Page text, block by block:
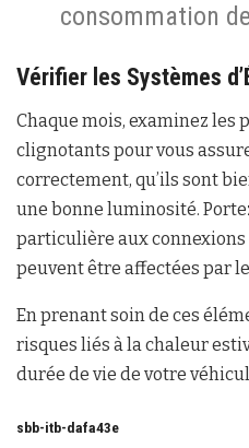
consommation
Vérifier les Systèmes
Chaque mois, examinez les
clignotants pour vous
correctement, qu’ils sont
une bonne luminosité.
particulière aux connexions
peuvent être affectées par
En prenant soin de ces
risques liés à la chaleur
durée de vie de votre
sbb-itb-dafa43e